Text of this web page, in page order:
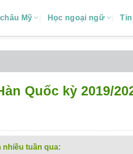
Mỹ Học ngoại ngữ
Quốc kỳ 2019/
nhiều tuần qua: